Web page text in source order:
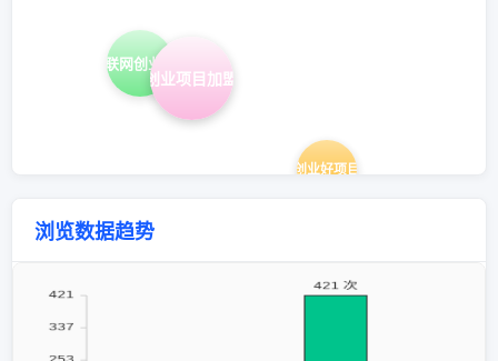
创业项目加盟
创业好项目
互联网创业项目
浏览数据趋势